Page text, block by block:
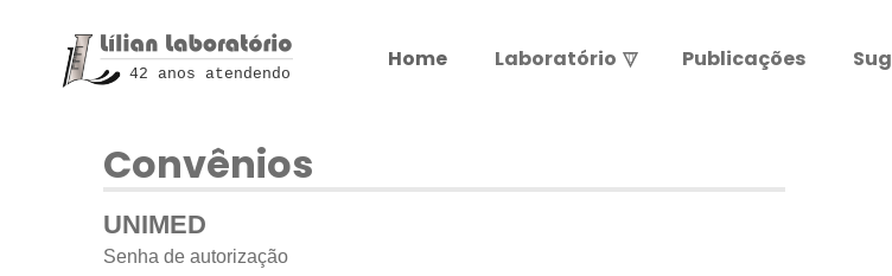
42 anos atendendo
Home Laboratório ▽ Publicações
Convênios
UNIMED
Senha de autorização